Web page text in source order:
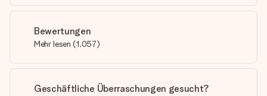
Bewertungen
Mehr lesen (1,057)
Geschäftliche Überraschungen gesucht?